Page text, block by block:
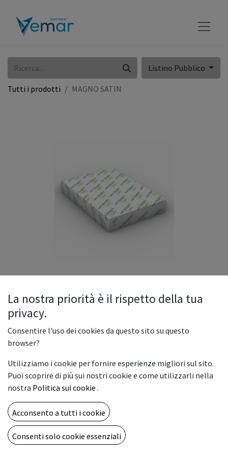
Listino Pubblico
Tutti i prodotti MAGNO SATIN
MAGNO SATIN
Stampa immagini e colori della massima intensità su una
Vantaggi: colori ed immagini vivide con una perfetta reading
area.
Magno è la carta patinata più amata al mondo.
Da molto tempo gode della fiducia di stampatori e designer.
– Una gamma di carte grafiche completa che offre una
La nostra priorità è il rispetto della tua
privacy.
Consentire l'uso dei cookies da questo sito su questo
browser?
Utilizziamo i cookie per fornire esperienze migliori sul sito.
Puoi scoprire di più sui nostri cookie e come utilizzarli nella
nostra Politica sui cookie .
Acconsento a tutti i cookie
Consenti solo cookie essenziali